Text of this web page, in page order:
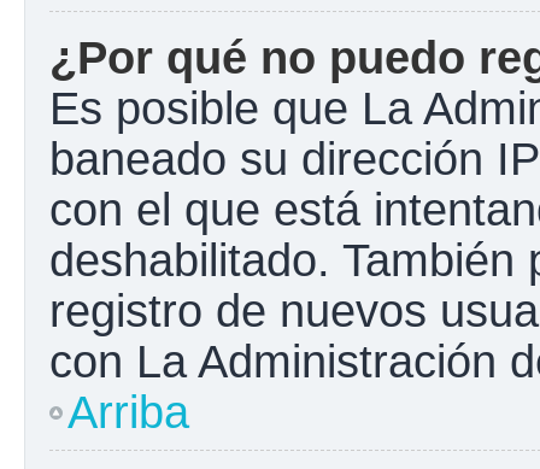
¿Por qué no puedo
Es posible que La
baneado su dirección
con el que está
deshabilitado.
registro de nuevos
con La Administración
Arriba